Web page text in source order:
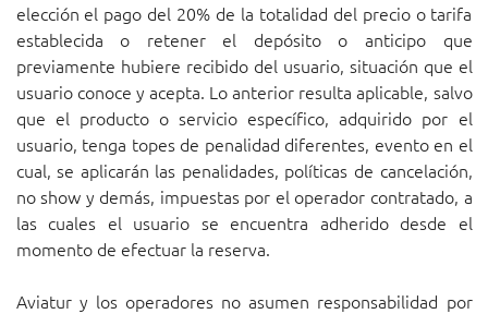
elección el pago del 20% de la totalidad del precio o tarifa
establecida o retener el depósito o anticipo que
previamente hubiere recibido del usuario, situación que el
usuario conoce y acepta. Lo anterior resulta aplicable, salvo
que el producto o servicio específico, adquirido por el
usuario, tenga topes de penalidad diferentes, evento en el
cual, se aplicarán las penalidades, políticas de cancelación,
no show y demás, impuestas por el operador contratado, a
las cuales el usuario se encuentra adherido desde el
momento de efectuar la reserva.
Aviatur y los operadores no asumen responsabilidad por